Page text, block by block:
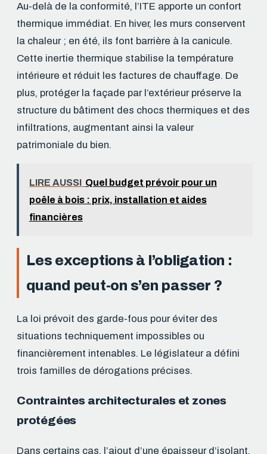
Au-delà de la conformité, l’ITE apporte un confort
thermique immédiat. En hiver, les murs conservent
la chaleur ; en été, ils font barrière à la canicule.
Cette inertie thermique stabilise la température
intérieure et réduit les factures de chauffage. De
plus, protéger la façade par l’extérieur préserve la
structure du bâtiment des chocs thermiques et des
infiltrations, augmentant ainsi la valeur
patrimoniale du bien.
LIRE AUSSI Quel budget prévoir pour un
poêle à bois : prix, installation et aides
financières
Les exceptions à l’obligation :
quand peut-on s’en passer ?
La loi prévoit des garde-fous pour éviter des
situations techniquement impossibles ou
financièrement intenables. Le législateur a défini
trois familles de dérogations précises.
Contraintes architecturales et zones
protégées
Dans certains cas, l’ajout d’une épaisseur d’isolant,